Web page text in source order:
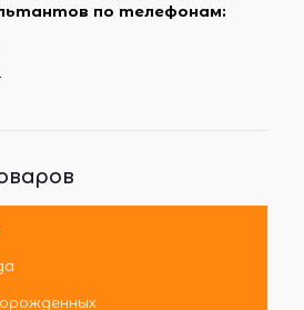
по телефонам: